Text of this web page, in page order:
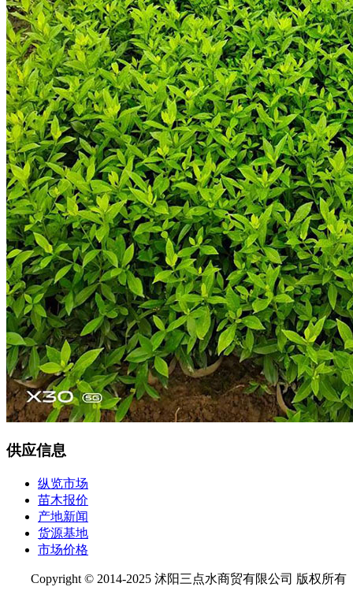
供应信息
纵览市场
苗木报价
产地新闻
货源基地
市场价格
Copyright © 2014-2025 沭阳三点水商贸有限公司 版权所有